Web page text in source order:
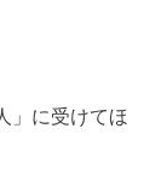
」に受けてほ